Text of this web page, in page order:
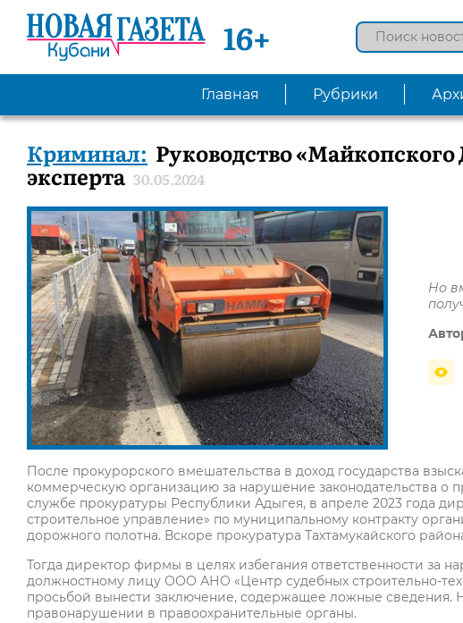
16+
Главная Рубрики
Криминал: Руководство
эксперта 30.05.2024
Но
После прокурорского вмешательства в доход государства
коммерческую организацию за нарушение законодательства о
службе прокуратуры Республики Адыгея, в апреле 2023 года
строительное управление» по муниципальному контракту
дорожного полотна. Вскоре прокуратура Тахтамукайского
Тогда директор фирмы в целях избегания ответственности за
должностному лицу ООО АНО «Центр судебных строительно-
просьбой вынести заключение, содержащее ложные сведения.
правонарушении в правоохранительные органы.